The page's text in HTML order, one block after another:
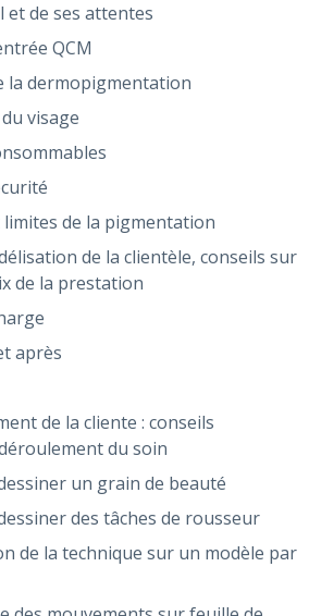
de ses attentes
QCM
la dermopigmentation
visage
de la pigmentation
de la clientèle, conseils sur
de la prestation
après
de la cliente : conseils
du soin
un grain de beauté
des tâches de rousseur
de la technique sur un modèle par